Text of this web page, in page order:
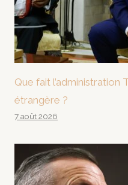
Que fait l’administration
étrangère ?
7 août 2026